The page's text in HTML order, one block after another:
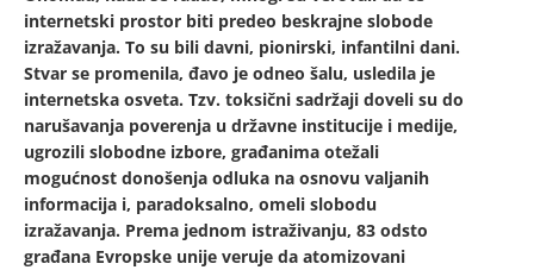
internetski prostor biti predeo beskrajne slobode
izražavanja. To su bili davni, pionirski, infantilni dani.
Stvar se promenila, đavo je odneo šalu, usledila je
internetska osveta. Tzv. toksični sadržaji doveli su do
narušavanja poverenja u državne institucije i medije,
ugrozili slobodne izbore, građanima otežali
mogućnost donošenja odluka na osnovu valjanih
informacija i, paradoksalno, omeli slobodu
izražavanja. Prema jednom istraživanju, 83 odsto
građana Evropske unije veruje da atomizovani